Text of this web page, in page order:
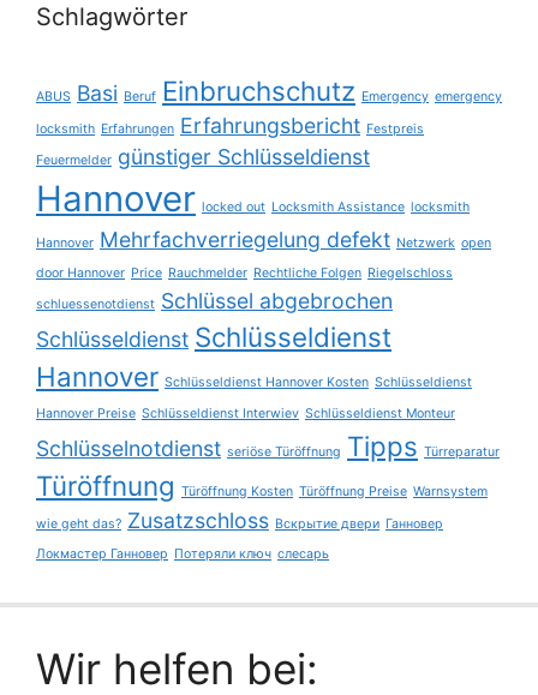
Schlagwörter
ABUS Basi Beruf Einbruchschutz Emergency emergency
locksmith Erfahrungen Erfahrungsbericht Festpreis
Feuermelder günstiger Schlüsseldienst
Hannover locked out Locksmith Assistance locksmith
Hannover Mehrfachverriegelung defekt Netzwerk open
door Hannover Price Rauchmelder Rechtliche Folgen Riegelschloss
schluessenotdienst Schlüssel abgebrochen
Schlüsseldienst Schlüsseldienst
Hannover Schlüsseldienst Hannover Kosten Schlüsseldienst
Hannover Preise Schlüsseldienst Interwiev Schlüsseldienst Monteur
Schlüsselnotdienst seriöse Türöffnung Tipps Türreparatur
Türöffnung Türöffnung Kosten Türöffnung Preise Warnsystem
wie geht das? Zusatzschloss Вскрытие двери Ганновер
Локмастер Ганновер Потеряли ключ слесарь
Wir helfen bei: